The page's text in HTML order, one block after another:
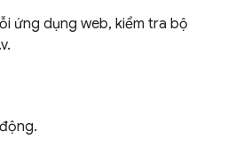
ứng dụng web, kiểm tra bộ